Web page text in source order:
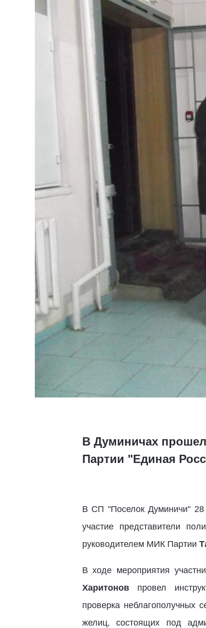
В Думиничах
Партии "Единая
В СП "Поселок Думиничи" 28
участие представители
руководителем МИК Партии
В ходе мероприятия
Харитоновпровел
проверка
желиц, состоящих под